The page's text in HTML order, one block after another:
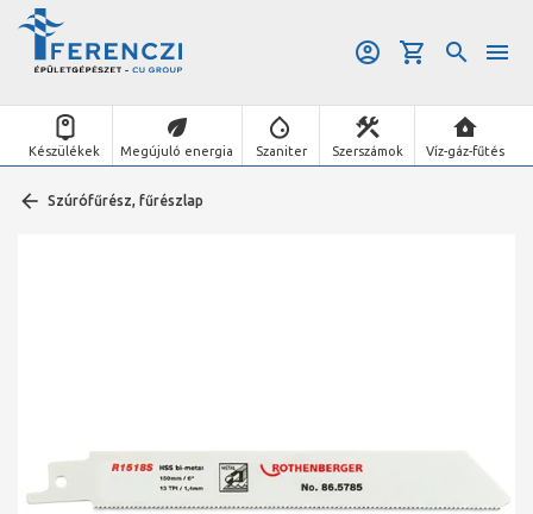
Készülékek Megújuló energia Szaniter Szerszámok Víz-gáz-fűtés
Szúrófűrész, fűrészlap